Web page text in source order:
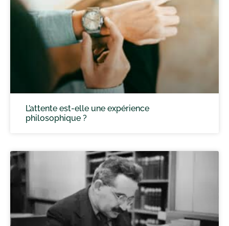
L’attente est-elle une expérience
philosophique ?